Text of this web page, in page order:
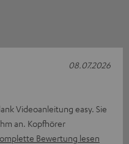
Videoanleitung easy. Sie
an. Kopfhörer
Bewertung lesen
08.07.2026